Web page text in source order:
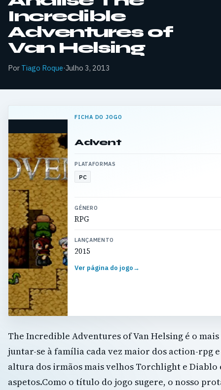
Incredible
Adventures of
Van Helsing
Por Tiago Roque·Julho 3, 2013
FICHA DO JOGO
Advent
PLATAFORMAS
PC
GÉNERO
RPG
LANÇAMENTO
2015
Ver página do jogo→
The Incredible Adventures of Van Helsing é o
juntar-se à família cada vez maior dos action-rpg
altura dos irmãos mais velhos Torchlight e Diablo
aspetos.Como o título do jogo sugere, o nosso